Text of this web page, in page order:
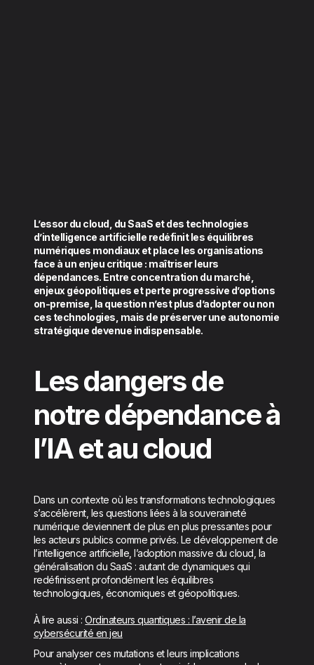
L’essor du cloud, du SaaS et des technologies
d’intelligence artificielle redéfinit les équilibres
numériques mondiaux et place les organisations
face à un enjeu critique : maîtriser leurs
dépendances. Entre concentration du marché,
enjeux géopolitiques et perte progressive d’options
on-premise, la question n’est plus d’adopter ou non
ces technologies, mais de préserver une autonomie
stratégique devenue indispensable.
Les dangers de
notre dépendance à
l’IA et au cloud
Dans un contexte où les transformations technologiques
s’accélèrent, les questions liées à la souveraineté
numérique deviennent de plus en plus pressantes pour
les acteurs publics comme privés. Le développement de
l’intelligence artificielle, l’adoption massive du cloud, la
généralisation du SaaS : autant de dynamiques qui
redéfinissent profondément les équilibres
technologiques, économiques et géopolitiques.
À lire aussi :Ordinateurs quantiques : l’avenir de la
cybersécurité en jeu
Pour analyser ces mutations et leurs implications